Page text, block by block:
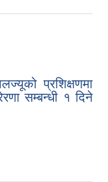
प्रशिक्षणमा
सम्बन्धी १ दिने